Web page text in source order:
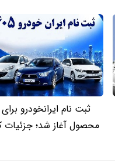
محصول آغاز شد؛ جزئیات